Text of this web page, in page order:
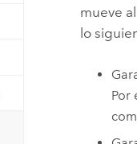
mueve
lo
Por